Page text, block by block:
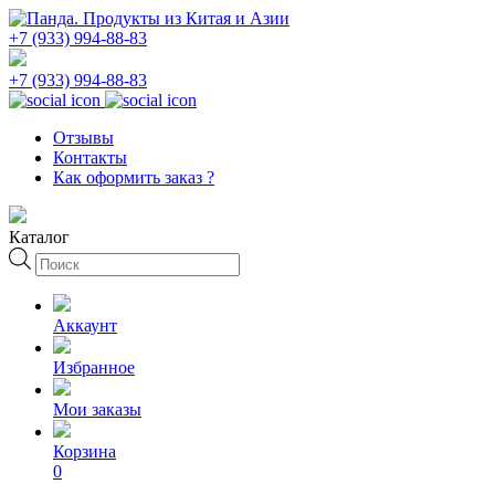
+7 (933) 994-88-83
+7 (933) 994-88-83
Отзывы
Контакты
Как оформить заказ ?
Каталог
Поиск
товаров
Аккаунт
Избранное
Мои заказы
Корзина
0